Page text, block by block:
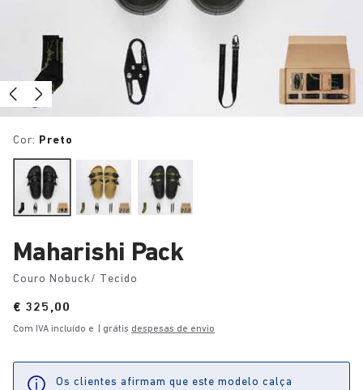
Cor: Preto
Maharishi Pack
Couro Nobuck/ Tecido
Price:
€ 325,00
Com IVA incluído e | grátis despesas de envio
Os clientes afirmam que este modelo calça